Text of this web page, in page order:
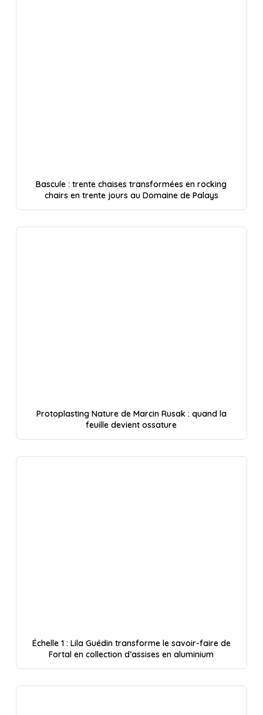
Bascule : trente chaises transformées en rocking
chairs en trente jours au Domaine de Palays
Protoplasting Nature de Marcin Rusak : quand la
feuille devient ossature
Échelle 1 : Lila Guédin transforme le savoir-faire de
Fortal en collection d’assises en aluminium